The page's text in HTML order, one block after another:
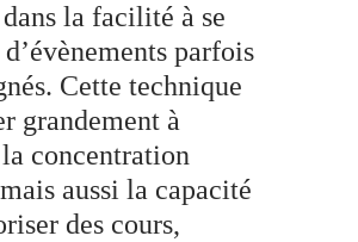
la facilité à se
parfois
Cette technique
grandement à
concentration
aussi la capacité
des cours,